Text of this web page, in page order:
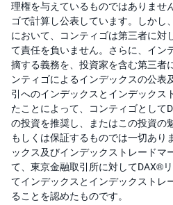
理権を与えているものではありませ
ゴで計算し公表しています。しかし
において、コンティゴは第三者に対
て責任を負いません。さらに、イン
摘する義務を、投資家を含む第三者
ンティゴによるインデックスの公表
引へのインデックスとインデックス
たことによって、コンティゴとして
の投資を推奨し、またはこの投資の
もしくは保証するものでは一切あり
ックス及びインデックストレードマ
て、東京金融取引所に対してDAX®
てインデックスとインデックストレ
ることを認めたものです。